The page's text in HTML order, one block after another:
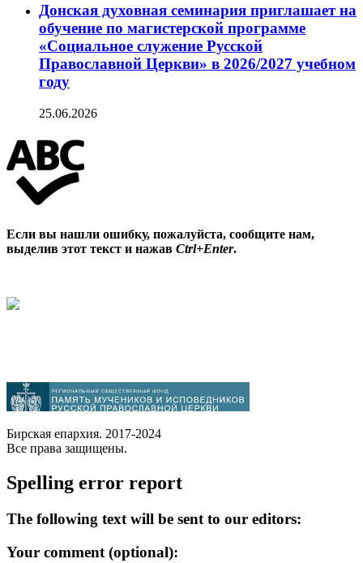
Донская духовная семинария приглашает на
обучение по магистерской программе
«Социальное служение Русской
Православной Церкви» в 2026/2027 учебном
году
25.06.2026
Если вы нашли ошибку, пожалуйста, сообщите нам,
выделив этот текст и нажав Ctrl+Enter.
Бирская епархия. 2017-2024
Все права защищены.
Spelling error report
The following text will be sent to our editors:
Your comment (optional):